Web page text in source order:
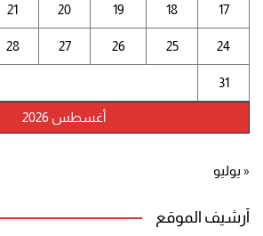
أغسطس 2026
17
18
19
20
21
24
25
26
27
28
31
« يوليو
أرشيف الموقع